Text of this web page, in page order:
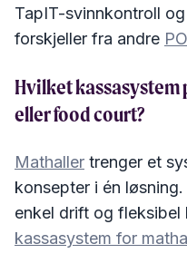
TapIT-svinnkontroll
forskjeller fra andre
Hvilket kassasystem
eller food court?
Mathaller trenger et
konsepter i én
enkel drift og fleksibel
kassasystem for